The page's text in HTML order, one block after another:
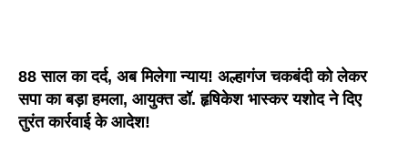
88 साल का दर्द, अब मिलेगा न्याय! अल्हागंज चकबंदी को लेकर
सपा का बड़ा हमला, आयुक्त डॉ. हृषिकेश भास्कर यशोद ने दिए
तुरंत कार्रवाई के आदेश!